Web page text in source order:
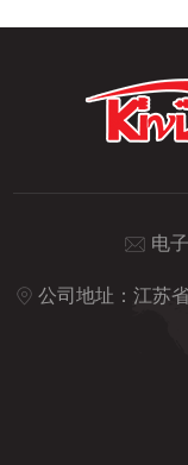
电
公司地址：江苏